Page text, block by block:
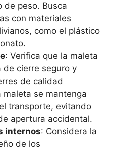
de peso. Busca
con materiales
como el plástico
: Verifica que la maleta
cierre seguro y
de calidad
maleta se mantenga
transporte, evitando
apertura accidental.
internos: Considera la
de los